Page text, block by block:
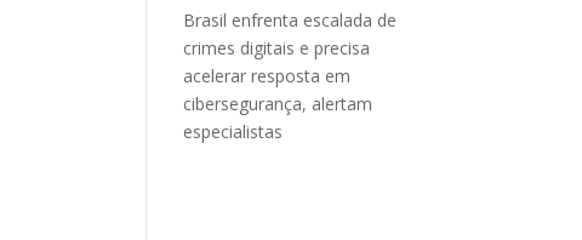
Brasil enfrenta escalada de
crimes digitais e precisa
acelerar resposta em
cibersegurança, alertam
especialistas